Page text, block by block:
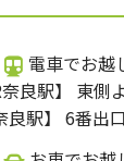
電車でお越
奈良駅】 東側
良駅】 6番出